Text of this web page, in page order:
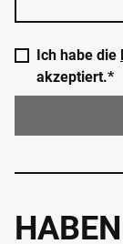
Ich habe die
akzeptiert.*